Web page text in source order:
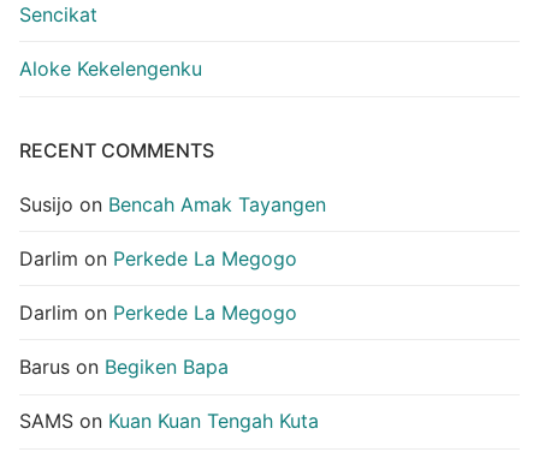
Sencikat
Aloke Kekelengenku
RECENT COMMENTS
Susijo on Bencah Amak Tayangen
Darlim on Perkede La Megogo
Darlim on Perkede La Megogo
Barus on Begiken Bapa
SAMS on Kuan Kuan Tengah Kuta